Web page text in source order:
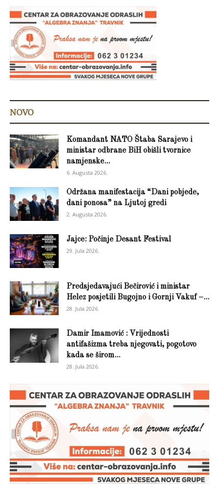
NOVO
Komandant NATO Štaba Sarajevo i
ministar odbrane BiH obišli tvornice
namjenske...
6. Augusta 2026.
Održana manifestacija “Dani pobjede,
dani ponosa” na Ljutoj gredi
2. Augusta 2026.
Jajce: Počinje Desant Festival
29. Jula 2026.
Predsjedavajući Bečirović i ministar
Helez posjetili Bugojno i Gornji Vakuf –...
28. Jula 2026.
Damir Imamović : Vrijednosti
antifašizma treba njegovati, pogotovo
kada se širom...
28. Jula 2026.